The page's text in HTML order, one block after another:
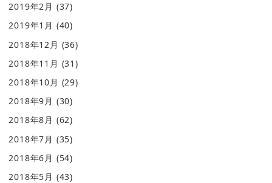
2019年2月 (37)
2019年1月 (40)
2018年12月 (36)
2018年11月 (31)
2018年10月 (29)
2018年9月 (30)
2018年8月 (62)
2018年7月 (35)
2018年6月 (54)
2018年5月 (43)